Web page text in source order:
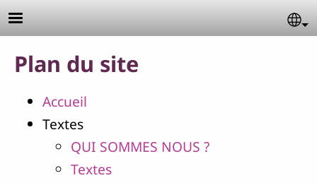
Aller au contenu principal
Plan du site
Accueil
Textes
QUI SOMMES NOUS ?
Textes